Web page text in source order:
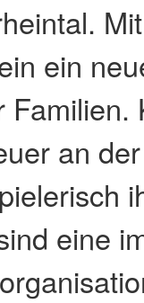
ein
Familien.
an
eine